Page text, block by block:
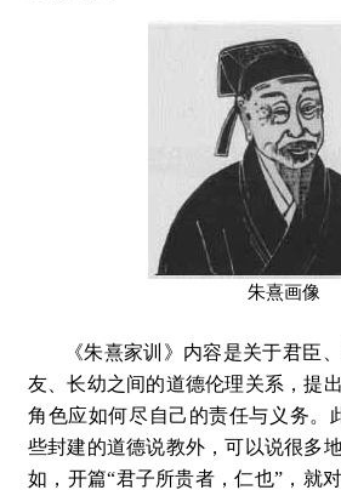
朱熹画像
《朱熹家训》内容是关于君臣
友、长幼之间的道德伦理关系，提
角色应如何尽自己的责任与义务。
些封建的道德说教外，可以说很多
如，开篇“君子所贵者，仁也”，就